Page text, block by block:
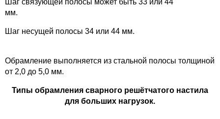
Шаг несущей полосы 34 или 44 мм.
Обрамление выполняется из стальной полосы толщиной
от 2,0 до 5,0 мм.
Типы обрамления сварного решётчатого настила
для больших нагрузок.